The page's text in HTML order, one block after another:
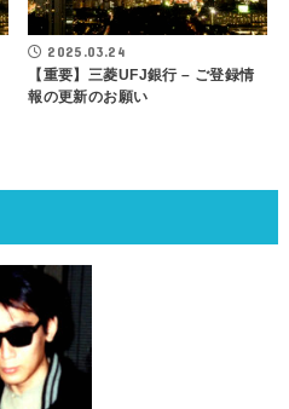
2025.03.24
【重要】三菱UFJ銀行 – ご登録情
報の更新のお願い